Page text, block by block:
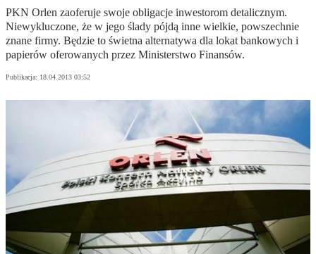
PKN Orlen zaoferuje swoje obligacje inwestorom detalicznym.
Niewykluczone, że w jego ślady pójdą inne wielkie, powszechnie
znane firmy. Będzie to świetna alternatywa dla lokat bankowych i
papierów oferowanych przez Ministerstwo Finansów.
Publikacja: 18.04.2013 03:52